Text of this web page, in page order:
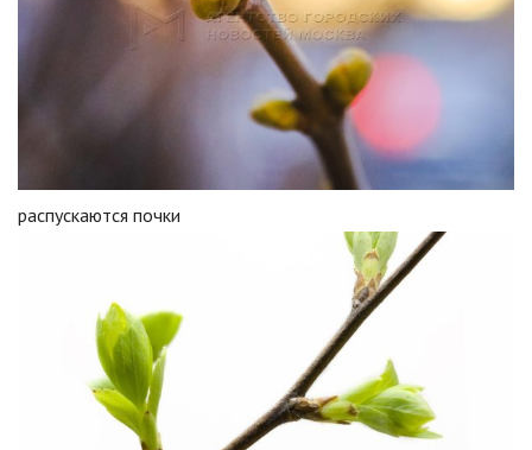
распускаются почки